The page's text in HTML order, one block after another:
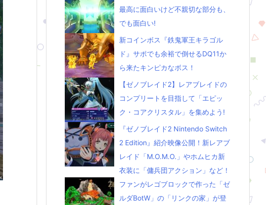
最高に面白いけど不親切な部分も、
でも面白い!
新コインボス『鉄鬼軍王キラゴル
ド』サポでも余裕で倒せるDQ11か
ら来たキンピカなボス！
【ゼノブレイド2】レアブレイドの
コンプリートを目指して「エピッ
ク・コアクリスタル」を集めよう!
『ゼノブレイド2 Nintendo Switch
2 Edition』紹介映像公開！新レアブ
レイド「M.O.M.O.」やホムヒカ新
衣装に「傭兵団アクション」など！
ファンがレゴブロックで作った「ゼ
ルダBotW」の「リンクの家」が登